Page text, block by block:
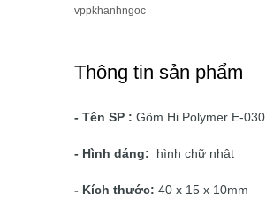
vppkhanhngoc
Thông tin sản phẩm
- Tên SP : Gôm Hi Polymer E-030
- Hình dáng: hình chữ nhật
- Kích thước: 40 x 15 x 10mm